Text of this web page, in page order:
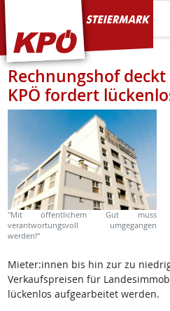
KPÖ Steiermark
Rechnungshof deckt
KPÖ fordert
"Mit öffentlichem Gut muss
verantwortungsvoll umgegangen
werden!“
Mieter:innen bis hin zur zu
Verkaufspreisen für
lückenlos aufgearbeitet werden.